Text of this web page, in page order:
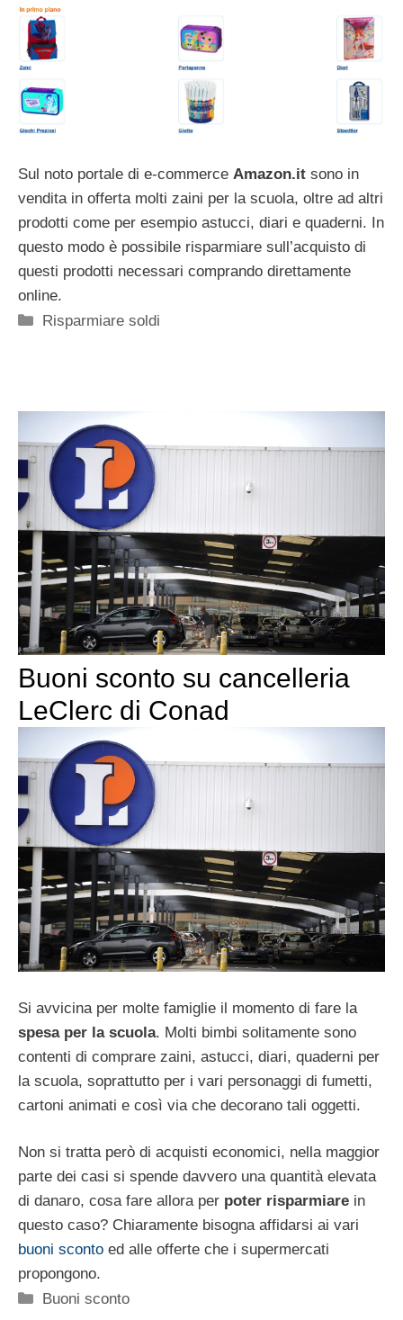
Sul noto portale di e-commerce Amazon.it sono in
vendita in offerta molti zaini per la scuola, oltre ad altri
prodotti come per esempio astucci, diari e quaderni. In
questo modo è possibile risparmiare sull’acquisto di
questi prodotti necessari comprando direttamente
online.
Categorie
Risparmiare soldi
Buoni sconto su cancelleria
LeClerc di Conad
Si avvicina per molte famiglie il momento di fare la
spesa per la scuola. Molti bimbi solitamente sono
contenti di comprare zaini, astucci, diari, quaderni per
la scuola, soprattutto per i vari personaggi di fumetti,
cartoni animati e così via che decorano tali oggetti.
Non si tratta però di acquisti economici, nella maggior
parte dei casi si spende davvero una quantità elevata
di danaro, cosa fare allora per poter risparmiare in
questo caso? Chiaramente bisogna affidarsi ai vari
buoni sconto ed alle offerte che i supermercati
propongono.
Categorie
Buoni sconto